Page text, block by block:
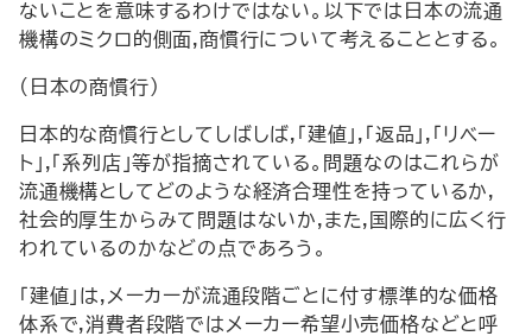
ないことを意味するわけではない。以下では日本の流通
機構のミクロ的側面,商慣行について考えることとする。
(日本の商慣行)
日本的な商慣行としてしばしば,「建値」,「返品」,「リベー
ト」,「系列店」等が指摘されている。問題なのはこれらが
流通機構としてどのような経済合理性を持っているか,
社会的厚生からみて問題はないか,また,国際的に広く行
われているのかなどの点であろう。
「建値」は,メーカーが流通段階ごとに付す標準的な価格
体系で,消費者段階ではメーカー希望小売価格などと呼